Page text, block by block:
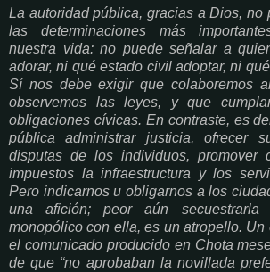
La autoridad pública, gracias a Dios, no
las determinaciones más
nuestra vida: no puede señalar a
adorar, ni qué estado civil adoptar, ni
Sí nos debe exigir que colaboremos
observemos las leyes, y que
obligaciones cívicas. En contraste, es
pública administrar justicia, ofrecer
disputas de los individuos,
impuestos la infraestructura y los
Pero indicarnos u obligarnos a los
una afición; peor aún
monopólico con ella, es un atropello.
el comunicado producido en Chota
de que “no aprobaban la novillada